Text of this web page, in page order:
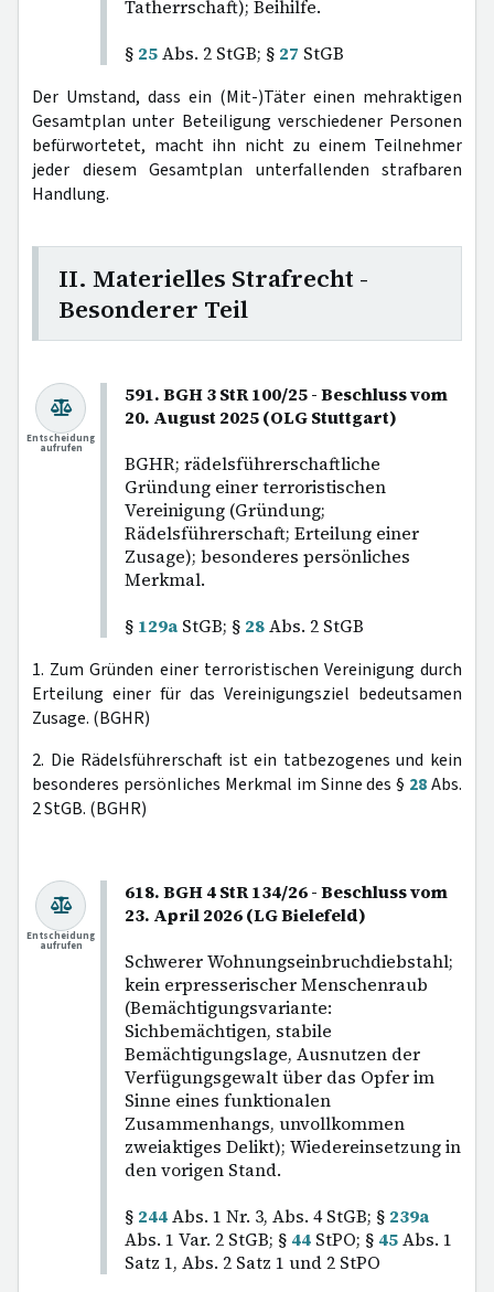
Tatherrschaft); Beihilfe.
§ 25Abs. 2 StGB; § 27 StGB
Der Umstand, dass ein (Mit-)Täter einen mehraktigen
Gesamtplan unter Beteiligung verschiedener Personen
befürwortetet, macht ihn nicht zu einem Teilnehmer
jeder diesem Gesamtplan unterfallenden strafbaren
Handlung.
II. Materielles Strafrecht -
Besonderer Teil
591. BGH 3 StR 100/25 - Beschluss vom
20. August 2025 (OLG Stuttgart)
BGHR; rädelsführerschaftliche
Gründung einer terroristischen
Vereinigung (Gründung;
Rädelsführerschaft; Erteilung einer
Zusage); besonderes persönliches
Merkmal.
§ 129a StGB; § 28Abs. 2 StGB
Entscheidung
aufrufen
1. Zum Gründen einer terroristischen Vereinigung durch
Erteilung einer für das Vereinigungsziel bedeutsamen
Zusage. (BGHR)
2. Die Rädelsführerschaft ist ein tatbezogenes und kein
besonderes persönliches Merkmal im Sinne des § 28Abs.
2 StGB. (BGHR)
618. BGH 4 StR 134/26 - Beschluss vom
23. April 2026 (LG Bielefeld)
Schwerer Wohnungseinbruchdiebstahl;
kein erpresserischer Menschenraub
(Bemächtigungsvariante:
Sichbemächtigen, stabile
Bemächtigungslage, Ausnutzen der
Verfügungsgewalt über das Opfer im
Sinne eines funktionalen
Zusammenhangs, unvollkommen
zweiaktiges Delikt); Wiedereinsetzung in
den vorigen Stand.
§ 244Abs. 1 Nr. 3, Abs. 4 StGB; § 239a
Abs. 1 Var. 2 StGB; § 44 StPO; § 45Abs. 1
Satz 1, Abs. 2 Satz 1 und 2 StPO
Entscheidung
aufrufen